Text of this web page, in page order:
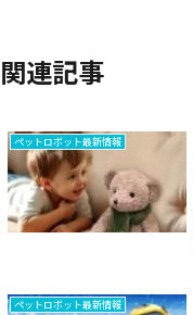
関連記事
ペットロボット最新情報
ペットロボット最新情報